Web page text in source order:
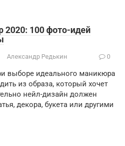
100 фото-идей
Александр Редькин 0
выборе идеального маникюра
из образа, который хочет
нейл-дизайн должен
декора, букета или другими